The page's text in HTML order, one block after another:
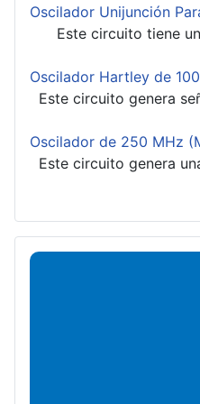
Oscilador Unijunción
Este circuito tiene
Oscilador Hartley de
Este circuito genera
Oscilador de 250 MHz
Este circuito genera